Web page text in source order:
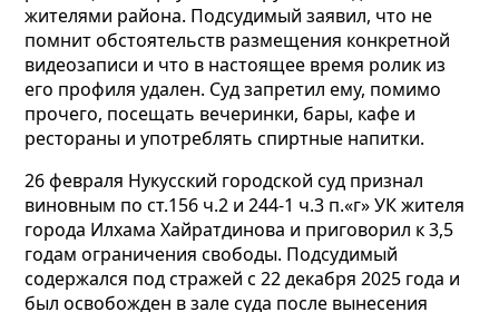
жителями района. Подсудимый заявил, что не
помнит обстоятельств размещения конкретной
видеозаписи и что в настоящее время ролик из
его профиля удален. Суд запретил ему, помимо
прочего, посещать вечеринки, бары, кафе и
рестораны и употреблять спиртные напитки.
26 февраля Нукусский городской суд признал
виновным по ст.156 ч.2 и 244-1 ч.3 п.«г» УК жителя
города Илхама Хайратдинова и приговорил к 3,5
годам ограничения свободы. Подсудимый
содержался под стражей с 22 декабря 2025 года и
был освобожден в зале суда после вынесения